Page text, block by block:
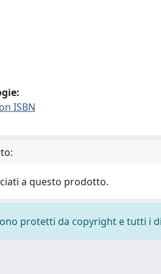
ISBN
a questo prodotto.
protetti da copyright e tutti i